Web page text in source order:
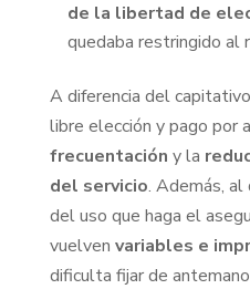
de la libertad de
quedaba restringido al
A diferencia del
libre elección y pago por
frecuentación y la
del servicio. Además,
del uso que haga el
vuelven variables e
dificulta fijar de